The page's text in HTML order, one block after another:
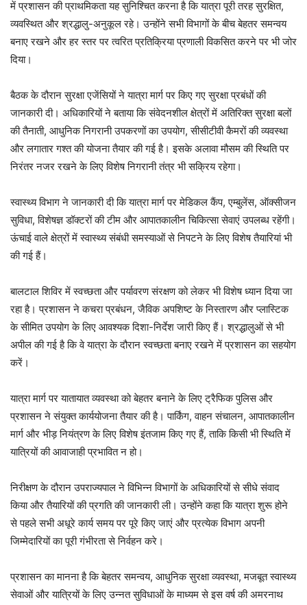
में प्रशासन की प्राथमिकता यह सुनिश्चित करना है कि यात्रा पूरी तरह सुरक्षित,
व्यवस्थित और श्रद्धालु-अनुकूल रहे। उन्होंने सभी विभागों के बीच बेहतर समन्वय
बनाए रखने और हर स्तर पर त्वरित प्रतिक्रिया प्रणाली विकसित करने पर भी जोर
दिया।
बैठक के दौरान सुरक्षा एजेंसियों ने यात्रा मार्ग पर किए गए सुरक्षा प्रबंधों की
जानकारी दी। अधिकारियों ने बताया कि संवेदनशील क्षेत्रों में अतिरिक्त सुरक्षा बलों
की तैनाती, आधुनिक निगरानी उपकरणों का उपयोग, सीसीटीवी कैमरों की व्यवस्था
और लगातार गश्त की योजना तैयार की गई है। इसके अलावा मौसम की स्थिति पर
निरंतर नजर रखने के लिए विशेष निगरानी तंत्र भी सक्रिय रहेगा।
स्वास्थ्य विभाग ने जानकारी दी कि यात्रा मार्ग पर मेडिकल कैंप, एम्बुलेंस, ऑक्सीजन
सुविधा, विशेषज्ञ डॉक्टरों की टीम और आपातकालीन चिकित्सा सेवाएं उपलब्ध रहेंगी।
ऊंचाई वाले क्षेत्रों में स्वास्थ्य संबंधी समस्याओं से निपटने के लिए विशेष तैयारियां भी
की गई हैं।
बालटाल शिविर में स्वच्छता और पर्यावरण संरक्षण को लेकर भी विशेष ध्यान दिया जा
रहा है। प्रशासन ने कचरा प्रबंधन, जैविक अपशिष्ट के निस्तारण और प्लास्टिक
के सीमित उपयोग के लिए आवश्यक दिशा-निर्देश जारी किए हैं। श्रद्धालुओं से भी
अपील की गई है कि वे यात्रा के दौरान स्वच्छता बनाए रखने में प्रशासन का सहयोग
करें।
यात्रा मार्ग पर यातायात व्यवस्था को बेहतर बनाने के लिए ट्रैफिक पुलिस और
प्रशासन ने संयुक्त कार्ययोजना तैयार की है। पार्किंग, वाहन संचालन, आपातकालीन
मार्ग और भीड़ नियंत्रण के लिए विशेष इंतजाम किए गए हैं, ताकि किसी भी स्थिति में
यात्रियों की आवाजाही प्रभावित न हो।
निरीक्षण के दौरान उपराज्यपाल ने विभिन्न विभागों के अधिकारियों से सीधे संवाद
किया और तैयारियों की प्रगति की जानकारी ली। उन्होंने कहा कि यात्रा शुरू होने
से पहले सभी अधूरे कार्य समय पर पूरे किए जाएं और प्रत्येक विभाग अपनी
जिम्मेदारियों का पूरी गंभीरता से निर्वहन करे।
प्रशासन का मानना है कि बेहतर समन्वय, आधुनिक सुरक्षा व्यवस्था, मजबूत स्वास्थ्य
सेवाओं और यात्रियों के लिए उन्नत सुविधाओं के माध्यम से इस वर्ष की अमरनाथ